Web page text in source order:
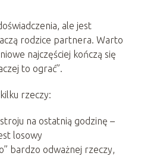
ale jest
rodzice partnera. Warto
najczęściej kończą się
to ograć”.
rzeczy:
na ostatnią godzinę –
losowy
bardzo odważnej rzeczy,